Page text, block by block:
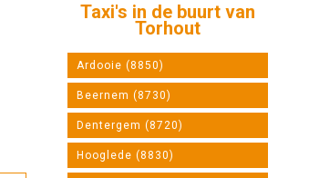
Taxi's in de buurt van
Torhout
Ardooie (8850)
Beernem (8730)
Dentergem (8720)
Hooglede (8830)